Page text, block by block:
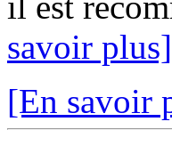
savoir plus]
[En savoir